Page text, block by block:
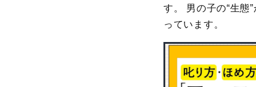
す。 男の子の“生態
っています。